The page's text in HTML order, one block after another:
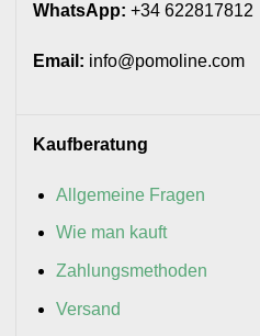
WhatsApp: +34 622817812
Email: info@pomoline.com
Kaufberatung
Allgemeine Fragen
Wie man kauft
Zahlungsmethoden
Versand